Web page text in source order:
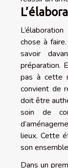
chose à
savoir
préparation.
pas à cette
convient de
doit être
soin de
lieux. Cette
son
Dans un